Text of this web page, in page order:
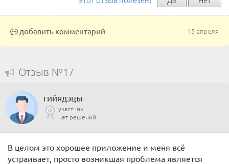
15 апреля
добавить комментарий
Отзыв №17
гийядэцы
участник
нет решений
В целом это хорошее приложение и меня всё
устраивает, просто возникшая проблема является